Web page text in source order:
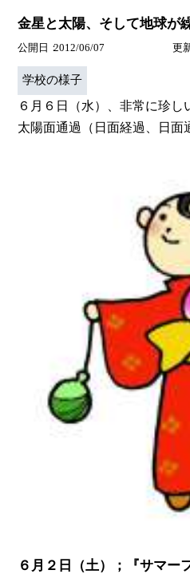
金星と太陽、そして地球が
公開日 2012/06/07 更
学校の様子
６月６日（水）、非常に珍
太陽面通過（日面経過、日面
６月２日（土）；『サマー